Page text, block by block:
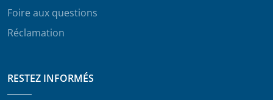
Foire aux questions
Réclamation
RESTEZ INFORMÉS